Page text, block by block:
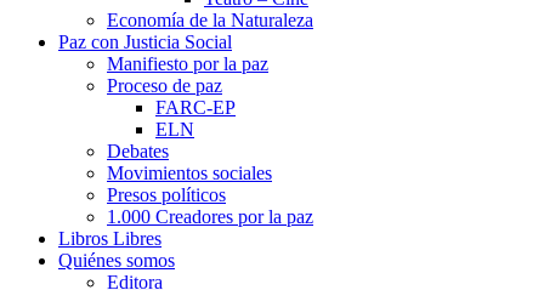
Economía de la Naturaleza
Paz con Justicia Social
Manifiesto por la paz
Proceso de paz
FARC-EP
ELN
Debates
Movimientos sociales
Presos políticos
1.000 Creadores por la paz
Libros Libres
Quiénes somos
Editora